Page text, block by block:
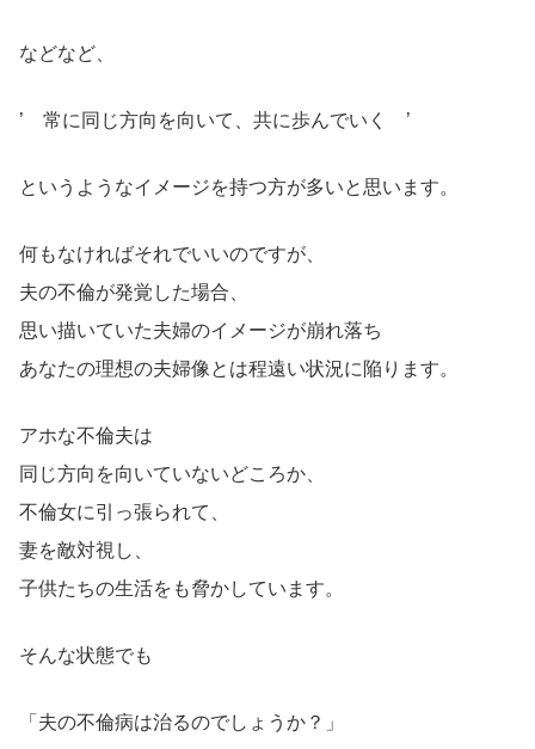
などなど、
’ 常に同じ方向を向いて、共に歩んでいく ’
というようなイメージを持つ方が多いと思います。
何もなければそれでいいのですが、
夫の不倫が発覚した場合、
思い描いていた夫婦のイメージが崩れ落ち
あなたの理想の夫婦像とは程遠い状況に陥ります。
アホな不倫夫は
同じ方向を向いていないどころか、
不倫女に引っ張られて、
妻を敵対視し、
子供たちの生活をも脅かしています。
そんな状態でも
「夫の不倫病は治るのでしょうか？」